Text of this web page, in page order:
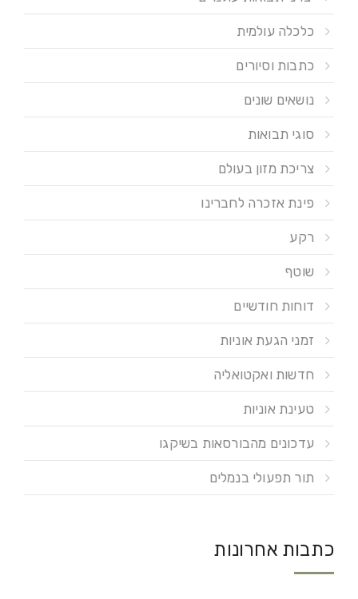
כלכלה עולמית
כתבות וסיורים
נושאים שונים
סוגי תבואות
צריכת מזון בעולם
פינת אזכרה לחברינו
רקע
שוטף
דוחות חודשיים
זמני הגעת אוניות
חדשות ואקטואליה
טעינת אוניות
עדכונים מהבורסאות בשיקגו
תור תפעולי בנמלים
כתבות אחרונות